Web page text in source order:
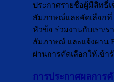
ประกาศรายชื่อผู้มีสิทธิ์เ
สัมภาษณ์และคัดเลือกที่
หัวข้อ ร่วมงานกับเรา/
สัมภาษณ์ และแจ้งผ่าน
ผ่านการคัดเลือกให้เข้
การประกาศผลการคั